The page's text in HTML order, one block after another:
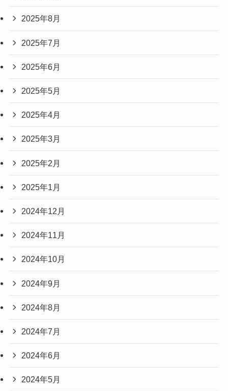
2025年8月
2025年7月
2025年6月
2025年5月
2025年4月
2025年3月
2025年2月
2025年1月
2024年12月
2024年11月
2024年10月
2024年9月
2024年8月
2024年7月
2024年6月
2024年5月